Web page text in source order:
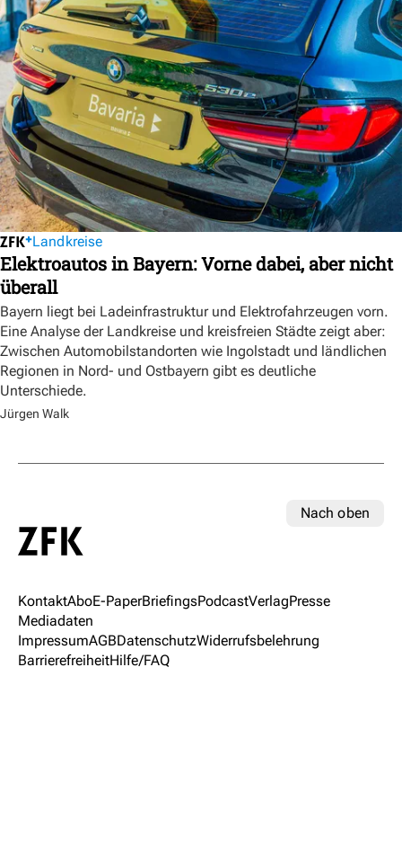
Landkreise
Elektroautos in Bayern: Vorne dabei, aber nicht
überall
Bayern liegt bei Ladeinfrastruktur und Elektrofahrzeugen vorn.
Eine Analyse der Landkreise und kreisfreien Städte zeigt aber:
Zwischen Automobilstandorten wie Ingolstadt und ländlichen
Regionen in Nord- und Ostbayern gibt es deutliche
Unterschiede.
Jürgen Walk
Nach oben
KontaktAboE-PaperBriefingsPodcastVerlagPresse
Mediadaten
ImpressumAGBDatenschutzWiderrufsbelehrung
BarrierefreiheitHilfe/FAQ